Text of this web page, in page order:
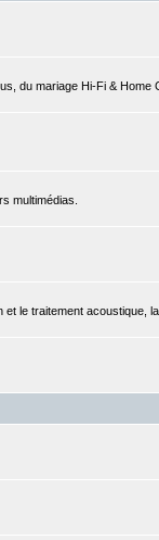
du mariage Hi-Fi & Home
multimédias.
le traitement acoustique,